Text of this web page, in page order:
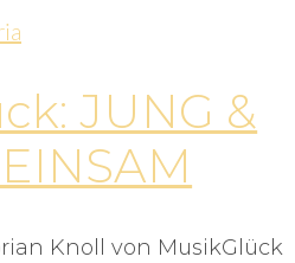
JUNG &
Knoll von MusikGlück